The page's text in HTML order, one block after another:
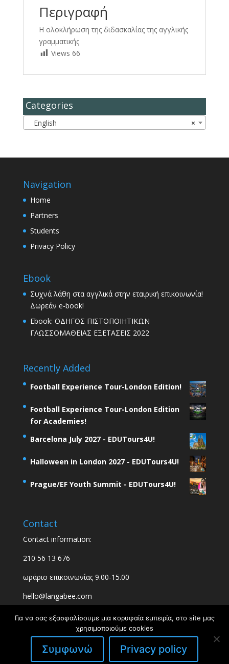
Περιγραφή
Η ολοκλήρωση της διδασκαλίας της αγγλικής
γραμματικής
Views 66
Categories
×
English
Navigation
Home
Partners
Students
Privacy Policy
Ebook
Συχνά λάθη στα αγγλικά στην εταιρική επικοινωνία!
Δωρεάν e-book!
Ebook: ΟΔΗΓΟΣ ΠΙΣΤΟΠΟΙΗΤΙΚΩΝ
ΓΛΩΣΣΟΜΑΘΕΙΑΣ ΕΞΕΤΑΣΕΙΣ 2022
Recently Added
Football Experience Tour-London Edition!
Football Experience Tour-London Edition
for Academies!
Barcelona July 2027 - EDUTours4U!
Halloween in London 2027 - EDUTours4U!
Prague/EF Youth Summit - EDUTours4U!
Contact
Contact information:
210 56 13 676
ωράριο επικοινωνίας 9.00-15.00
hello@langabee.com
Designed & Developed byUpthink
Για να σας εξασφαλίσουμε μια κορυφαία εμπειρία, στο site μας
χρησιμοποιούμε cookies
Συμφωνώ Privacy policy